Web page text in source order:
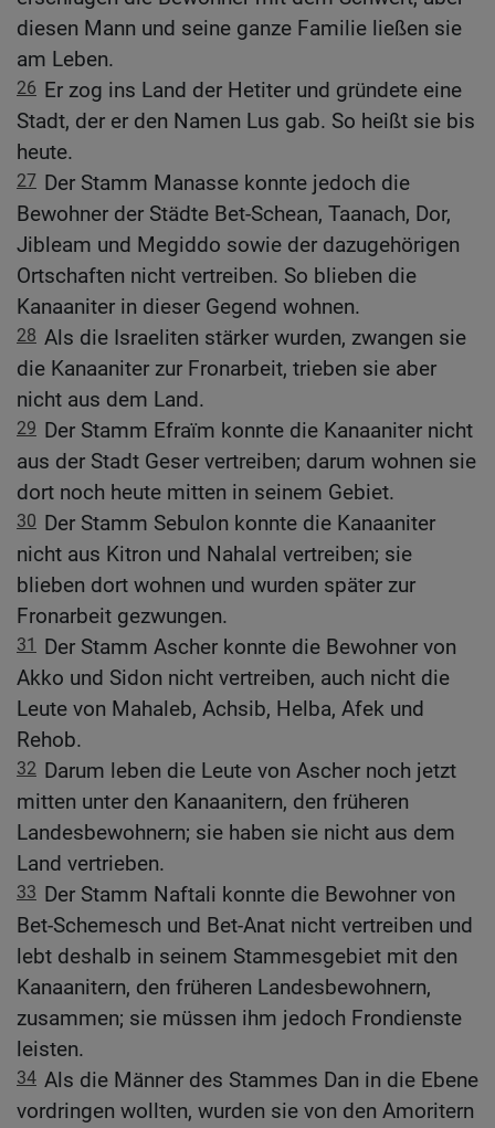
diesen Mann und seine ganze Familie ließen sie
am Leben.
26 Er zog ins Land der Hetiter und gründete eine
Stadt, der er den Namen Lus gab. So heißt sie bis
heute.
27 Der Stamm Manasse konnte jedoch die
Bewohner der Städte Bet-Schean, Taanach, Dor,
Jibleam und Megiddo sowie der dazugehörigen
Ortschaften nicht vertreiben. So blieben die
Kanaaniter in dieser Gegend wohnen.
28 Als die Israeliten stärker wurden, zwangen sie
die Kanaaniter zur Fronarbeit, trieben sie aber
nicht aus dem Land.
29 Der Stamm Efraïm konnte die Kanaaniter nicht
aus der Stadt Geser vertreiben; darum wohnen sie
dort noch heute mitten in seinem Gebiet.
30 Der Stamm Sebulon konnte die Kanaaniter
nicht aus Kitron und Nahalal vertreiben; sie
blieben dort wohnen und wurden später zur
Fronarbeit gezwungen.
31
Der Stamm Ascher konnte die Bewohner von
Akko und Sidon nicht vertreiben, auch nicht die
Leute von Mahaleb, Achsib, Helba, Afek und
Rehob.
32 Darum leben die Leute von Ascher noch jetzt
mitten unter den Kanaanitern, den früheren
Landesbewohnern; sie haben sie nicht aus dem
Land vertrieben.
33 Der Stamm Naftali konnte die Bewohner von
Bet-Schemesch und Bet-Anat nicht vertreiben und
lebt deshalb in seinem Stammesgebiet mit den
Kanaanitern, den früheren Landesbewohnern,
zusammen; sie müssen ihm jedoch Frondienste
leisten.
34 Als die Männer des Stammes Dan in die Ebene
vordringen wollten, wurden sie von den Amoritern